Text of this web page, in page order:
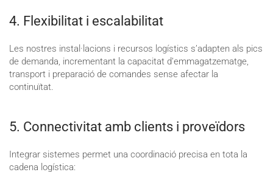
4. Flexibilitat i escalabilitat
Les nostres instal·lacions i recursos logístics s’adapten als pics
de demanda, incrementant la capacitat d’emmagatzematge,
transport i preparació de comandes sense afectar la
continuïtat.
5. Connectivitat amb clients i proveïdors
Integrar sistemes permet una coordinació precisa en tota la
cadena logística: